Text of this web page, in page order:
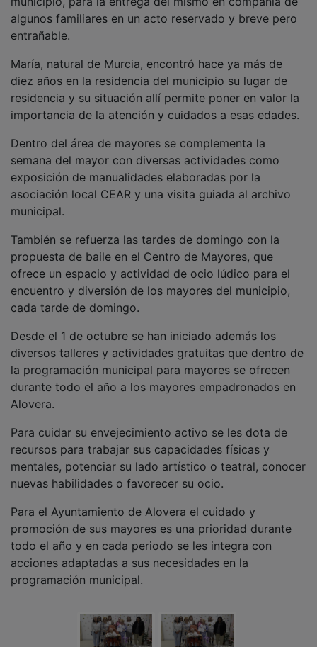
algunos familiares en un acto reservado y breve pero
entrañable.
diez años en la residencia del municipio su lugar de
residencia y su situación allí permite poner en valor la
importancia de la atención y cuidados a esas edades.
semana del mayor con diversas actividades como
exposición de manualidades elaboradas por la
asociación local CEAR y una visita guiada al archivo
municipal.
propuesta de baile en el Centro de Mayores, que
ofrece un espacio y actividad de ocio lúdico para el
encuentro y diversión de los mayores del municipio,
cada tarde de domingo.
diversos talleres y actividades gratuitas que dentro de
la programación municipal para mayores se ofrecen
durante todo el año a los mayores empadronados en
Alovera.
recursos para trabajar sus capacidades físicas y
mentales, potenciar su lado artístico o teatral, conocer
nuevas habilidades o favorecer su ocio.
promoción de sus mayores es una prioridad durante
todo el año y en cada periodo se les integra con
acciones adaptadas a sus necesidades en la
programación municipal.